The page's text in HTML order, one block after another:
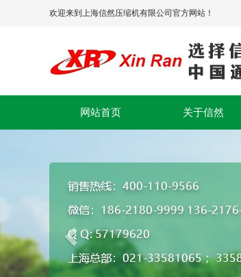
欢迎来到上海信然压缩机有限公司官方网站！
网站首页 关于信然